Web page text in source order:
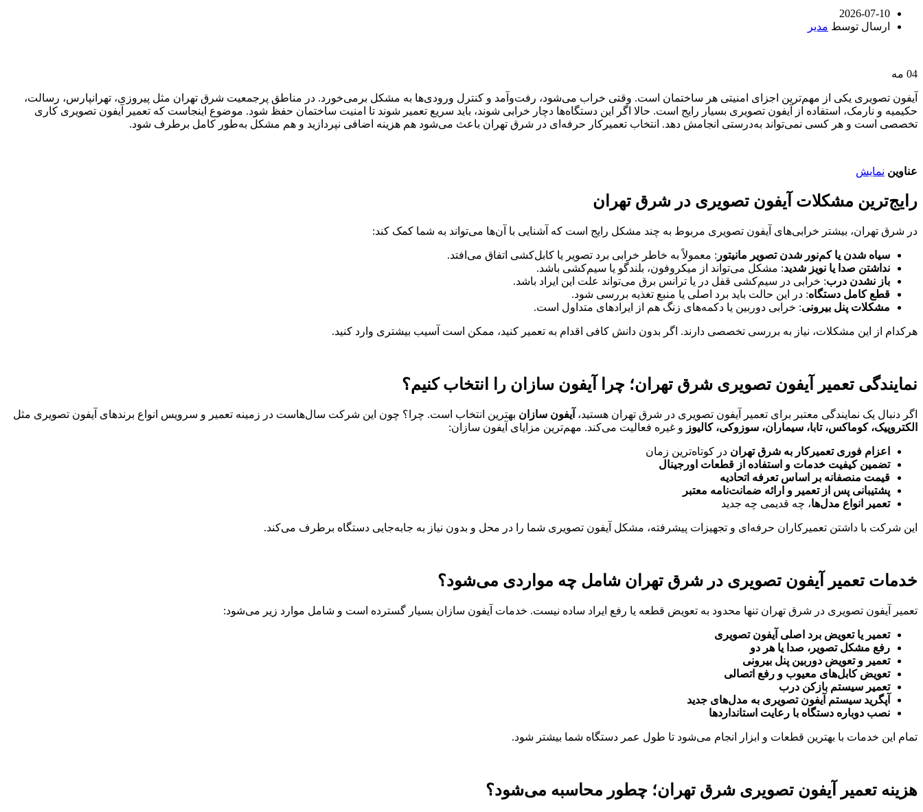
2026-07-10
ارسال توسط مدیر
04 مه
آیفون تصویری یکی از مهم‌ترین اجزای امنیتی هر ساختمان است. وقتی خراب می‌شود، رفت‌وآمد و کنترل ورودی‌ها به مشکل برمی‌خورد. در مناطق پرجمعیت شرق تهران مثل پیروزی، تهرانپارس، رسالت،
حکیمیه و نارمک، استفاده از آیفون تصویری بسیار رایج است. حالا اگر این دستگاه‌ها دچار خرابی شوند، باید سریع تعمیر شوند تا امنیت ساختمان حفظ شود. موضوع اینجاست که تعمیر آیفون تصویری کاری
تخصصی است و هر کسی نمی‌تواند به‌درستی انجامش دهد. انتخاب تعمیرکار حرفه‌ای در شرق تهران باعث می‌شود هم هزینه اضافی نپردازید و هم مشکل به‌طور کامل برطرف شود.
عناوین نمایش
رایج‌ترین مشکلات آیفون تصویری در شرق تهران
در شرق تهران، بیشتر خرابی‌های آیفون تصویری مربوط به چند مشکل رایج است که آشنایی با آن‌ها می‌تواند به شما کمک کند:
سیاه شدن یا کم‌نور شدن تصویر مانیتور : معمولاً به خاطر خرابی برد تصویر یا کابل‌کشی اتفاق می‌افتد.
نداشتن صدا یا نویز شدید: مشکل می‌تواند از میکروفون، بلندگو یا سیم‌کشی باشد.
باز نشدن درب: خرابی در سیم‌کشی قفل در یا ترانس برق می‌تواند علت این ایراد باشد.
قطع کامل دستگاه: در این حالت باید برد اصلی یا منبع تغذیه بررسی شود.
مشکلات پنل بیرونی: خرابی دوربین یا دکمه‌های زنگ هم از ایرادهای متداول است.
هرکدام از این مشکلات، نیاز به بررسی تخصصی دارند. اگر بدون دانش کافی اقدام به تعمیر کنید، ممکن است آسیب بیشتری وارد کنید.
نمایندگی تعمیر آیفون تصویری شرق تهران؛ چرا آیفون سازان را انتخاب کنیم؟
اگر دنبال یک نمایندگی معتبر برای تعمیر آیفون تصویری در شرق تهران هستید، آیفون سازان بهترین انتخاب است. چرا؟ چون این شرکت سال‌هاست در زمینه تعمیر و سرویس انواع برندهای آیفون تصویری مثل
الکتروپیک، کوماکس، تابا، سیماران، سوزوکی، کالیوز و غیره فعالیت می‌کند. مهم‌ترین مزایای آیفون سازان:
اعزام فوری تعمیرکار به شرق تهران در کوتاه‌ترین زمان
تضمین کیفیت خدمات و استفاده از قطعات اورجینال
قیمت منصفانه بر اساس تعرفه اتحادیه
پشتیبانی پس از تعمیر و ارائه ضمانت‌نامه معتبر
تعمیر انواع مدل‌ها، چه قدیمی چه جدید
این شرکت با داشتن تعمیرکاران حرفه‌ای و تجهیزات پیشرفته، مشکل آیفون تصویری شما را در محل و بدون نیاز به جابه‌جایی دستگاه برطرف می‌کند.
خدمات تعمیر آیفون تصویری در شرق تهران شامل چه مواردی می‌شود؟
تعمیر آیفون تصویری در شرق تهران تنها محدود به تعویض قطعه یا رفع ایراد ساده نیست. خدمات آیفون سازان بسیار گسترده است و شامل موارد زیر می‌شود:
تعمیر یا تعویض برد اصلی آیفون تصویری
رفع مشکل تصویر، صدا یا هر دو
تعمیر و تعویض دوربین پنل بیرونی
تعویض کابل‌های معیوب و رفع اتصالی
تعمیر سیستم بازکن درب
آپگرید سیستم آیفون تصویری به مدل‌های جدید
نصب دوباره دستگاه با رعایت استانداردها
تمام این خدمات با بهترین قطعات و ابزار انجام می‌شود تا طول عمر دستگاه شما بیشتر شود.
هزینه تعمیر آیفون تصویری شرق تهران؛ چطور محاسبه می‌شود؟